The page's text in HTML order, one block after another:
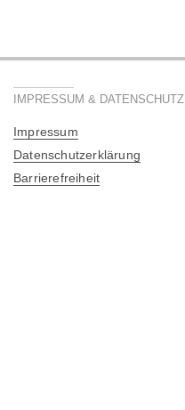
IMPRESSUM & DATENSCHUTZ
Impressum
Datenschutzerklärung
Barrierefreiheit